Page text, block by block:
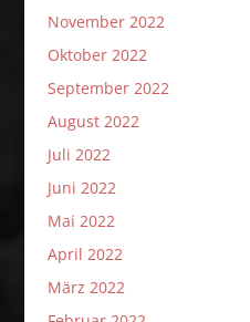
November 2022
Oktober 2022
September 2022
August 2022
Juli 2022
Juni 2022
Mai 2022
April 2022
März 2022